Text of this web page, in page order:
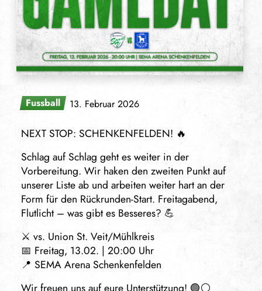
Fussball 13. Februar 2026
NEXT STOP: SCHENKENFELDEN! 🔥
Schlag auf Schlag geht es weiter in der
Vorbereitung. Wir haken den zweiten Punkt auf
unserer Liste ab und arbeiten weiter hart an der
Form für den Rückrunden-Start. Freitagabend,
Flutlicht – was gibt es Besseres? 💪
⚔️ vs. Union St. Veit/Mühlkreis
📅 Freitag, 13.02. | 20:00 Uhr
📍 SEMA Arena Schenkenfelden